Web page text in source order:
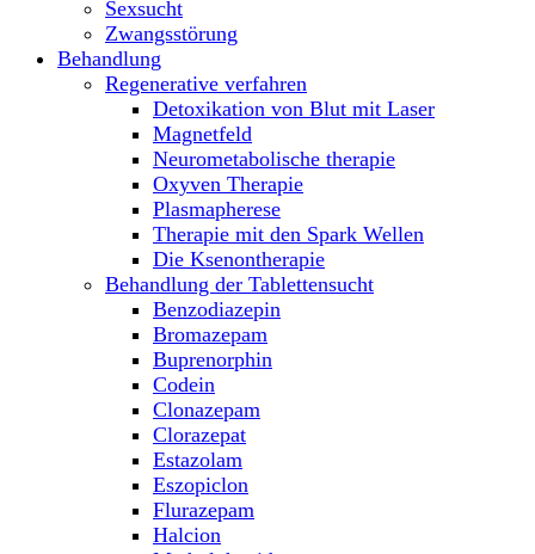
Sexsucht
Zwangsstörung
Behandlung
Regenerative verfahren
Detoxikation von Blut mit Laser
Magnetfeld
Neurometabolische therapie
Oxyven Therapie
Plasmapherese
Therapie mit den Spark Wellen
Die Ksenontherapie
Behandlung der Tablettensucht
Benzodiazepin
Bromazepam
Buprenorphin
Codein
Clonazepam
Clorazepat
Estazolam
Eszopiclon
Flurazepam
Halcion